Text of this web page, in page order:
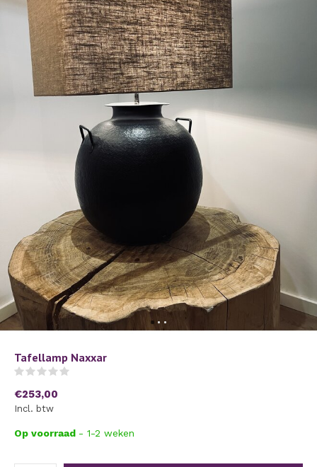
Tafellamp Naxxar
€253,00
Incl. btw
Op voorraad - 1-2 weken